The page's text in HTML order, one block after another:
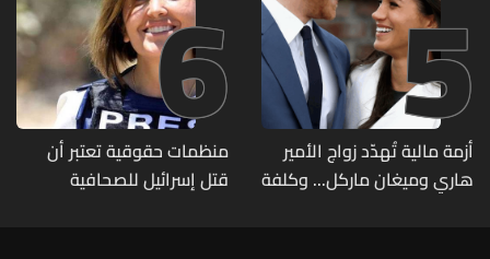
5
أزمة مالية تُهدّد زواج الأمير
هاري وميغان ماركل... وكلفة
6
منظمات حقوقية تعتبر أن
قتل إسرائيل للصحافية